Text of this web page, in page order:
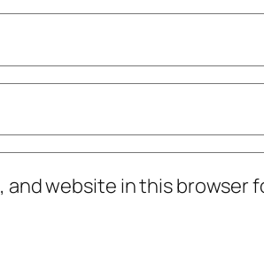
and website in this browser